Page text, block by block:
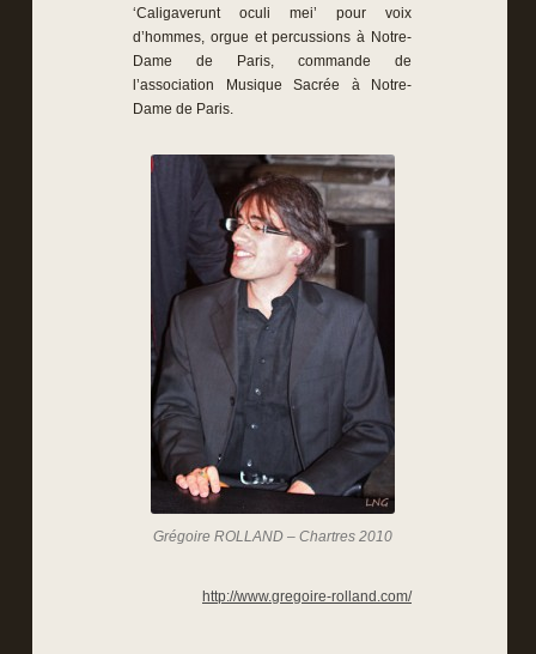
‘Caligaverunt oculi mei’ pour voix
d’hommes, orgue et percussions à Notre-
Dame de Paris, commande de
l’association Musique Sacrée à Notre-
Dame de Paris.
Grégoire ROLLAND – Chartres 2010
http://www.gregoire-rolland.com/